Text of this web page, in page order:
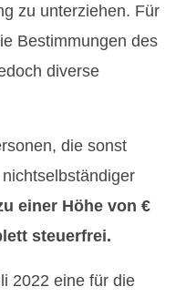
zu unterziehen. Für
Bestimmungen des
diverse
die sonst
einer Höhe von €
steuerfrei.
2022 eine für die